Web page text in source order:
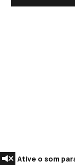
Ative o som